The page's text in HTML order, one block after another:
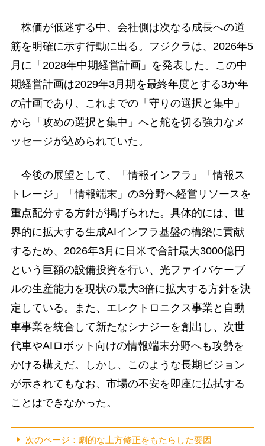
株価が低迷する中、会社側は次なる成長への道
筋を明確に示す行動に出る。フジクラは、2026年5
月に「2028年中期経営計画」を発表した。この中
期経営計画は2029年3月期を最終年度とする3か年
の計画であり、これまでの「守りの選択と集中」
から「攻めの選択と集中」へと舵を切る強力なメ
ッセージが込められていた。
今後の展望として、「情報インフラ」「情報ス
トレージ」「情報端末」の3分野へ経営リソースを
重点配分する方針が掲げられた。具体的には、世
界的に拡大する生成AIインフラ基盤の構築に貢献
するため、2026年3月に日米で合計最大3000億円
という巨額の設備投資を行い、光ファイバケーブ
ルの生産能力を現状の最大3倍に拡大する方針を決
定している。また、エレクトロニクス事業と自動
車事業を統合して新たなシナジーを創出し、次世
代車やAIロボット向けの情報端末分野へも攻勢を
かける構えだ。しかし、このような長期ビジョン
が示されてもなお、市場の不安を即座に払拭する
ことはできなかった。
次のページ：劇的な上方修正をもたらした要因